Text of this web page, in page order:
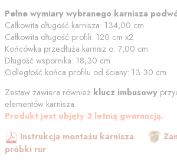
Pełne wymiary wybranego karnisza
Całkowita długość karnisza: 134,00 cm
Całkowita długość profili: 120 cm x2
Końcówka przedłuża karnisz o: 7,00 cm
Długość wspornika: 18,30 cm
Odległość końca profilu od ściany: 13.30 cm
Zestaw zawiera również klucz imbusowy
elementów karnisza.
Produkt jest objęty 3 letnią gwarancją.
Instrukcja montażu karnisza
próbki rur